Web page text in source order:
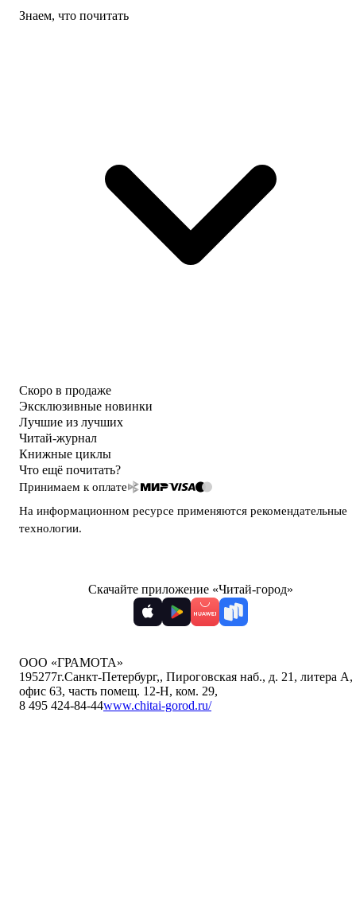
Знаем, что почитать
Скоро в продаже
Эксклюзивные новинки
Лучшие из лучших
Читай-журнал
Книжные циклы
Что ещё почитать?
Принимаем к оплате
На информационном ресурсе применяются рекомендательные
технологии.
Скачайте приложение «Читай-город»
ООО «ГРАМОТА»
195277г.Санкт-Петербург,, Пироговская наб., д. 21, литера А,
офис 63, часть помещ. 12-Н, ком. 29,
8 495 424-84-44www.chitai-gorod.ru/